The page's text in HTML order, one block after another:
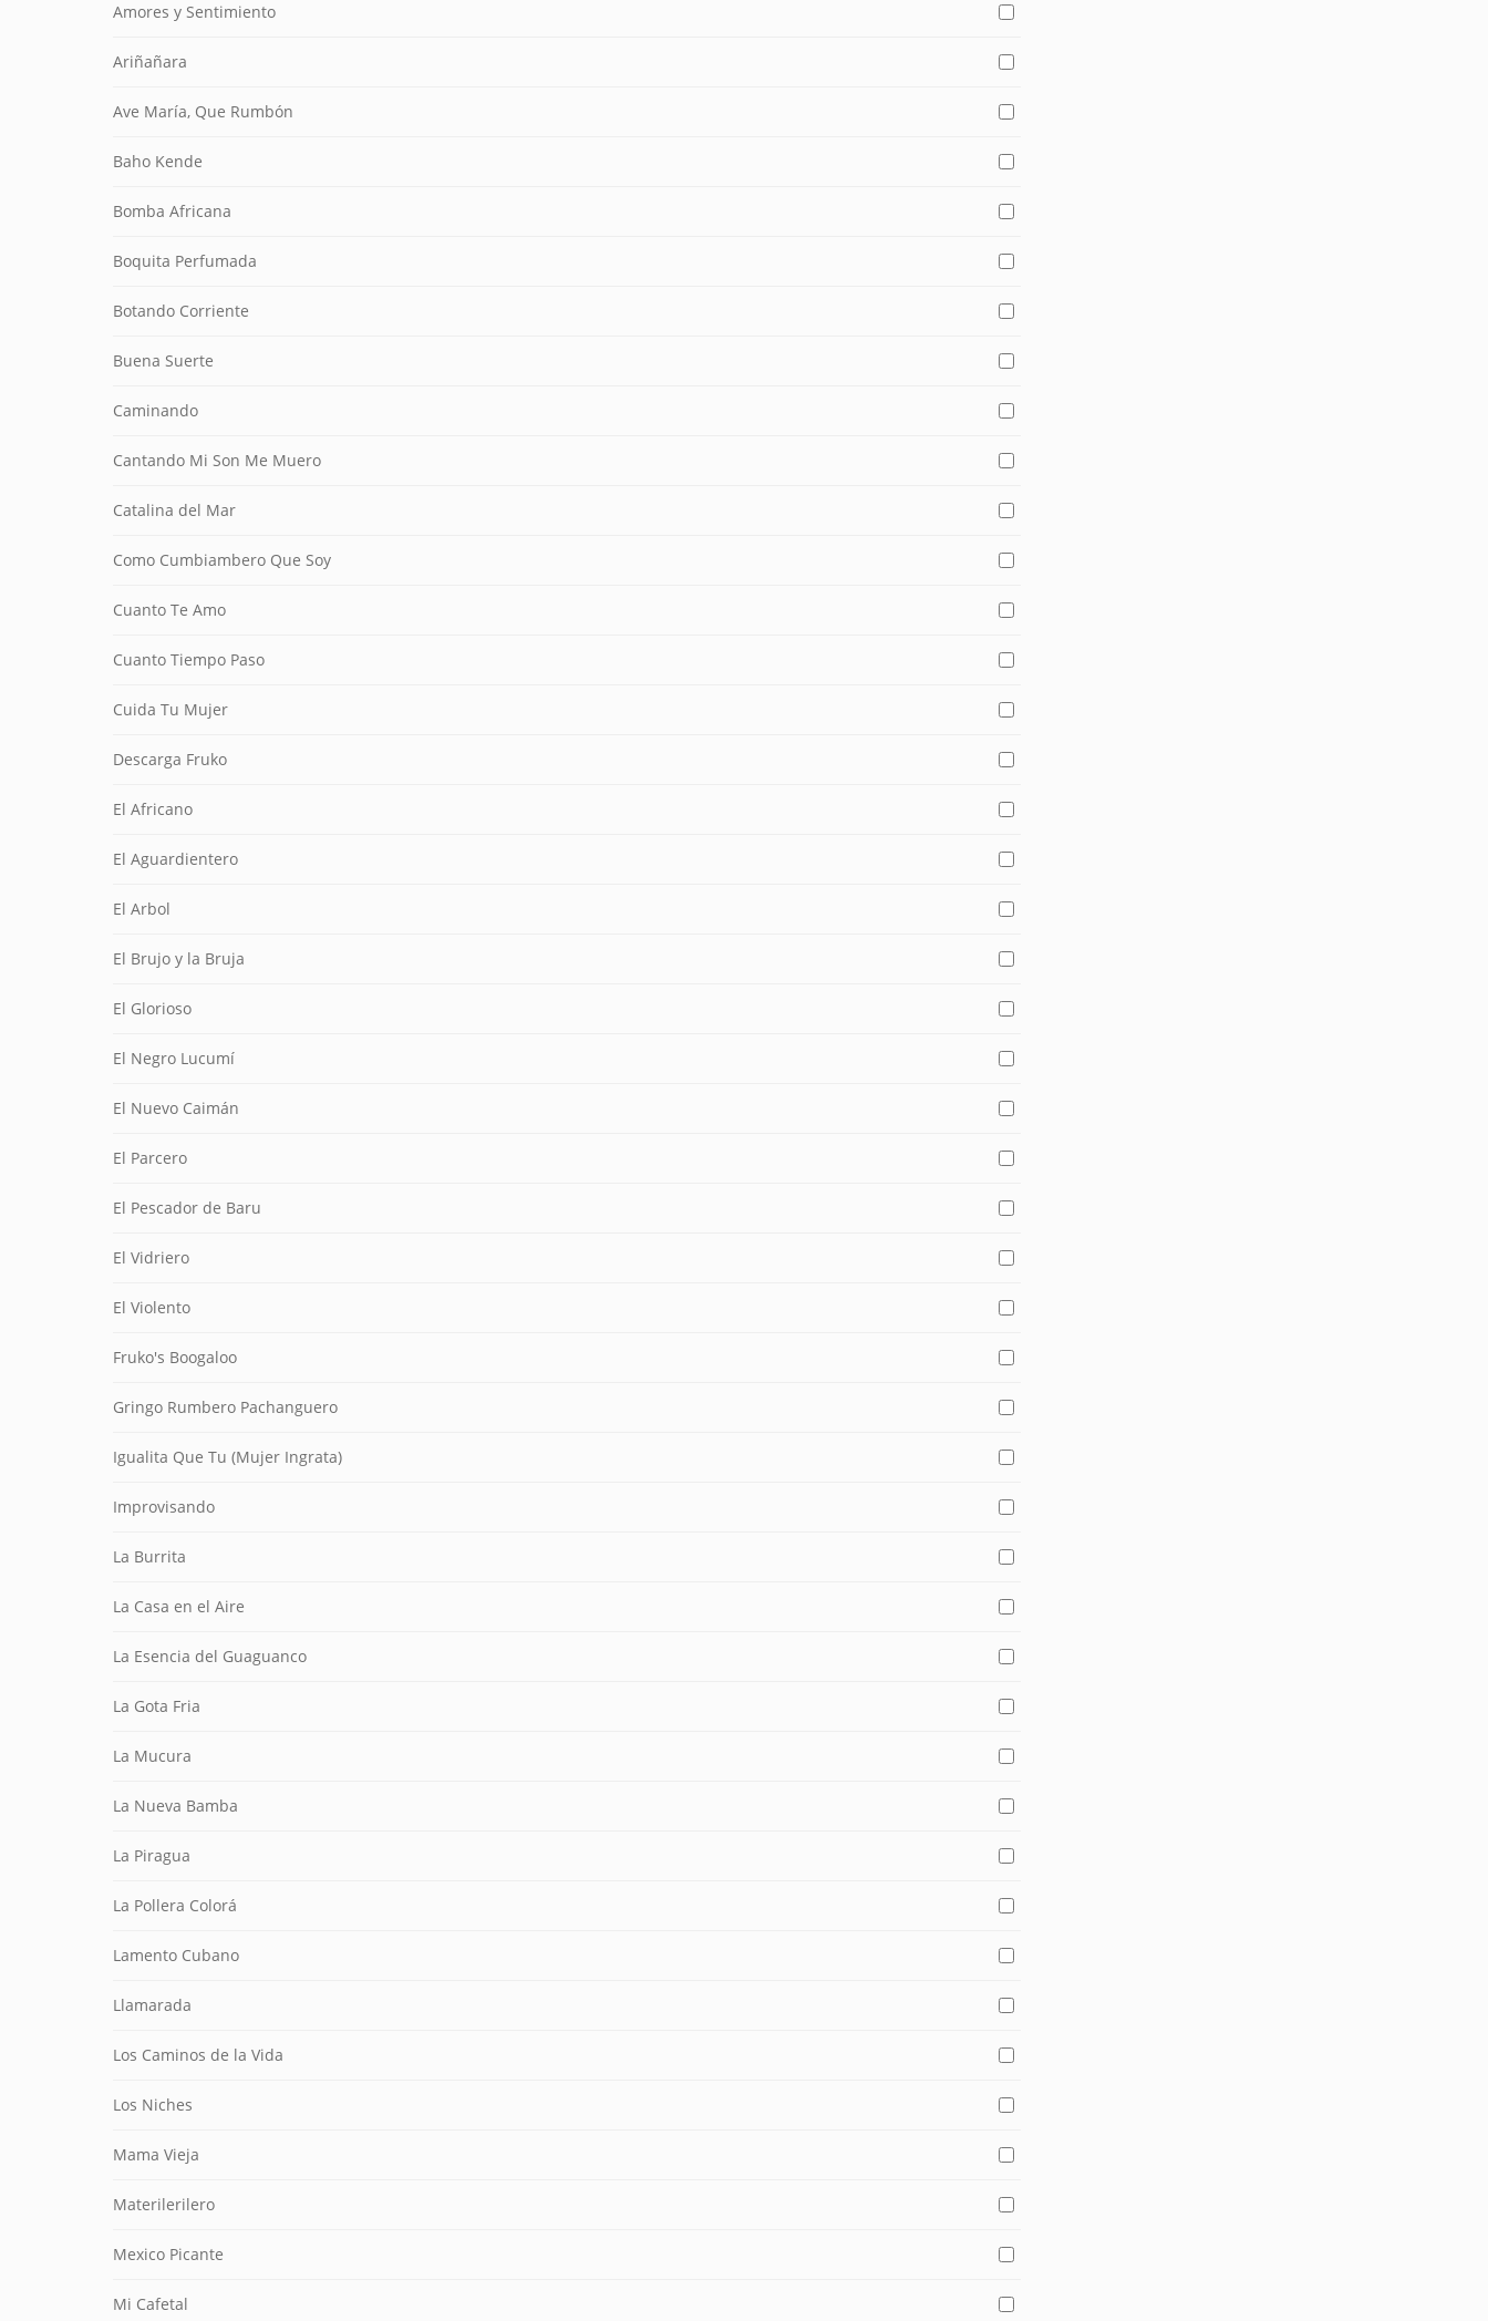
Amores y Sentimiento
Ariñañara
Ave María, Que Rumbón
Baho Kende
Bomba Africana
Boquita Perfumada
Botando Corriente
Buena Suerte
Caminando
Cantando Mi Son Me Muero
Catalina del Mar
Como Cumbiambero Que Soy
Cuanto Te Amo
Cuanto Tiempo Paso
Cuida Tu Mujer
Descarga Fruko
El Africano
El Aguardientero
El Arbol
El Brujo y la Bruja
El Glorioso
El Negro Lucumí
El Nuevo Caimán
El Parcero
El Pescador de Baru
El Vidriero
El Violento
Fruko's Boogaloo
Gringo Rumbero Pachanguero
Igualita Que Tu (Mujer Ingrata)
Improvisando
La Burrita
La Casa en el Aire
La Esencia del Guaguanco
La Gota Fria
La Mucura
La Nueva Bamba
La Piragua
La Pollera Colorá
Lamento Cubano
Llamarada
Los Caminos de la Vida
Los Niches
Mama Vieja
Materilerilero
Mexico Picante
Mi Cafetal